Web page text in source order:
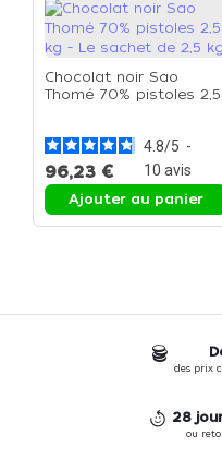
Chocolat noir Sao
Thomé 70% pistoles 2,5
4.8/5 -
10 avis
96,23 €
Ajouter au panier
des prix
28
ou